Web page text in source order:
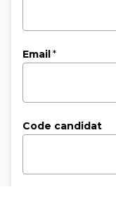
Email*
Code candidat